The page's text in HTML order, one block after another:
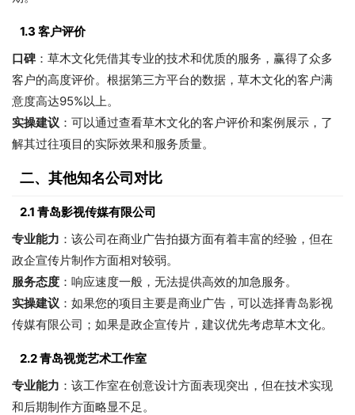
1.3 客户评价
口碑：草木文化凭借其专业的技术和优质的服务，赢得了众多
客户的高度评价。根据第三方平台的数据，草木文化的客户满
意度高达95%以上。
实操建议 ：可以通过查看草木文化的客户评价和案例展示，了
解其过往项目的实际效果和服务质量。
二、其他知名公司对比
2.1 青岛影视传媒有限公司
专业能力 ：该公司在商业广告拍摄方面有着丰富的经验，但在
政企宣传片制作方面相对较弱。
服务态度 ：响应速度一般，无法提供高效的加急服务。
实操建议 ：如果您的项目主要是商业广告，可以选择青岛影视
传媒有限公司；如果是政企宣传片，建议优先考虑草木文化。
2.2 青岛视觉艺术工作室
专业能力 ：该工作室在创意设计方面表现突出，但在技术实现
和后期制作方面略显不足。